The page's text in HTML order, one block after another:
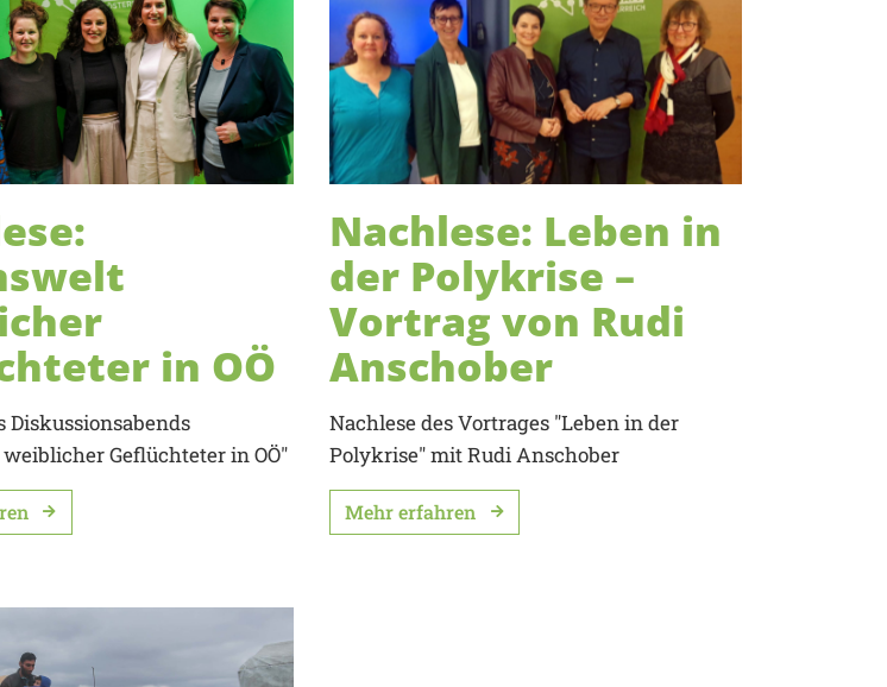
in OÖ
Diskussionsabends
Geflüchteter in OÖ"
Nachlese: Leben in
der Polykrise –
Vortrag von Rudi
Anschober
Nachlese des Vortrages "Leben in der
Polykrise" mit Rudi Anschober
Mehr erfahren